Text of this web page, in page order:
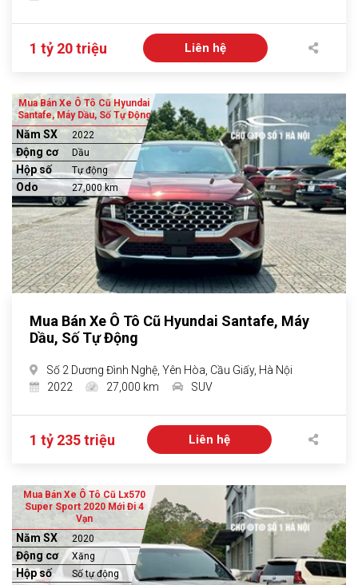
1 tỷ 20 triệu Liên hệ
Mua Bán Xe Ô Tô Cũ Hyundai
Santafe, Máy Dầu, Số Tự Động
Năm SX 2022
Động cơ Dầu
Hộp số Tự động
Odo 27,000 km
Mua Bán Xe Ô Tô Cũ Hyundai Santafe, Máy
Dầu, Số Tự Động
Số 2 Dương Đình Nghệ, Yên Hòa, Cầu Giấy, Hà Nội
2022
27,000 km SUV
1 tỷ 235 triệu Liên hệ
Mua Bán Xe Ô Tô Cũ Lx570
Super Sport 2020 Mới Đi 4
Vạn
Năm SX 2020
Động cơ Xăng
Hộp số Số tự động